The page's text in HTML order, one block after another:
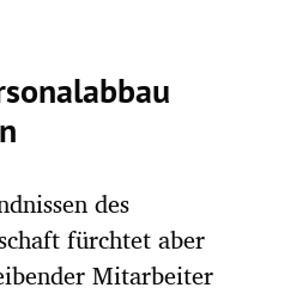
des
fürchtet aber
Mitarbeiter